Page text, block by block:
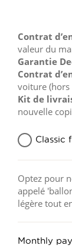
Contrat
valeur du
Garantie
Contrat
voiture (hors
Kit de
nouvelle
Classic
Optez pour
appelé
légère tout
Monthly